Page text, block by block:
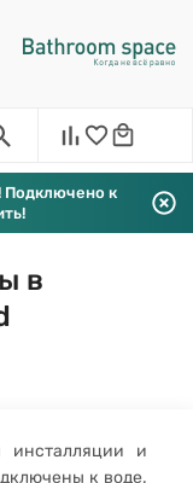
Подключено к
в
инсталляции и
к воде.